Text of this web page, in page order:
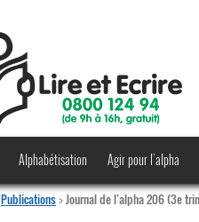
Alphabétisation Agir pour l’alpha
Publications>Journal de l’alpha 206 (3e